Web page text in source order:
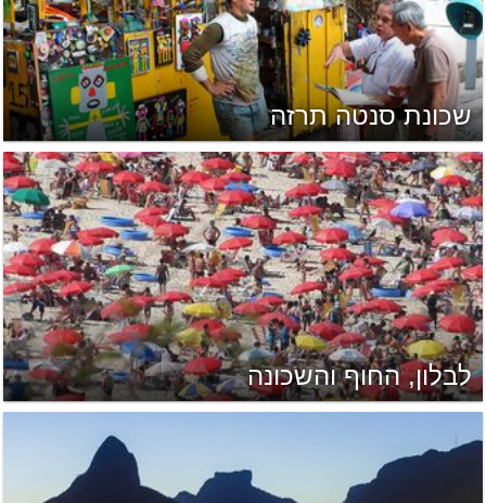
שכונת סנטה תרזה
לבלון, החוף והשכונה